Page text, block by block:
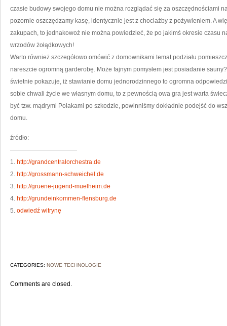
czasie budowy swojego domu nie można rozglądać się za oszczędnościami
pozornie oszczędzamy kasę, identycznie jest z chociażby z pożywieniem. A
zakupach, to jednakowoż nie można powiedzieć, że po jakimś okresie czasu
wrzodów żołądkowych!
Warto również szczegółowo omówić z domownikami temat podziału
nareszcie ogromną garderobę. Może fajnym pomysłem jest posiadanie
świetnie pokazuje, iż stawianie domu jednorodzinnego to ogromna
sobie chwali życie we własnym domu, to z pewnością owa gra jest warta
być tzw. mądrymi Polakami po szkodzie, powinniśmy dokładnie podejść do
domu.
źródło:
———————————
1. http://grandcentralorchestra.de
2. http://grossmann-schweichel.de
3. http://gruene-jugend-muelheim.de
4. http://grundeinkommen-flensburg.de
5. odwiedź witrynę
CATEGORIES: NOWE TECHNOLOGIE
Comments are closed.